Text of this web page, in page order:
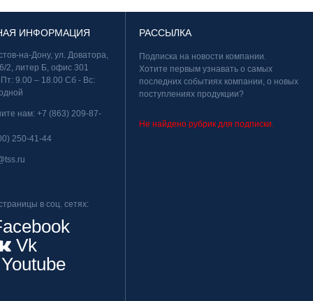
ИНФОРМАЦИЯ
на-Дону, ул. Доватора,
2, литер Б, офис 301
9.00 – 18.00 Сб - Вс:
нам:+7 (863) 209-87-
250-41-44
в соц. сетях:
Vk
РАССЫЛКА
Подписка на новости компании.
Хотите первым узнавать о самых
последних событиях компании, о новых
поступлениях продукции?
Не найдено рубрик для подписки.